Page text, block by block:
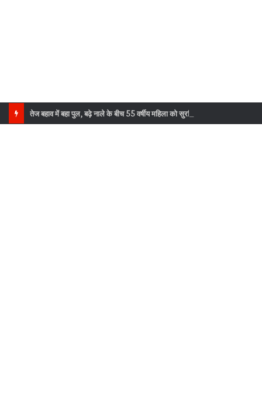
तेज बहाव में बहा पुल, बढ़े नाले के बीच 55 वर्षीय महिला को सुरक्षित निकाला